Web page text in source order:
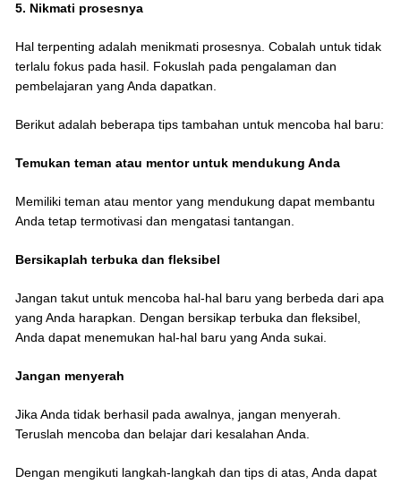
5. Nikmati prosesnya
Hal terpenting adalah menikmati prosesnya. Cobalah untuk tidak
terlalu fokus pada hasil. Fokuslah pada pengalaman dan
pembelajaran yang Anda dapatkan.
Berikut adalah beberapa tips tambahan untuk mencoba hal baru:
Temukan teman atau mentor untuk mendukung Anda
Memiliki teman atau mentor yang mendukung dapat membantu
Anda tetap termotivasi dan mengatasi tantangan.
Bersikaplah terbuka dan fleksibel
Jangan takut untuk mencoba hal-hal baru yang berbeda dari apa
yang Anda harapkan. Dengan bersikap terbuka dan fleksibel,
Anda dapat menemukan hal-hal baru yang Anda sukai.
Jangan menyerah
Jika Anda tidak berhasil pada awalnya, jangan menyerah.
Teruslah mencoba dan belajar dari kesalahan Anda.
Dengan mengikuti langkah-langkah dan tips di atas, Anda dapat